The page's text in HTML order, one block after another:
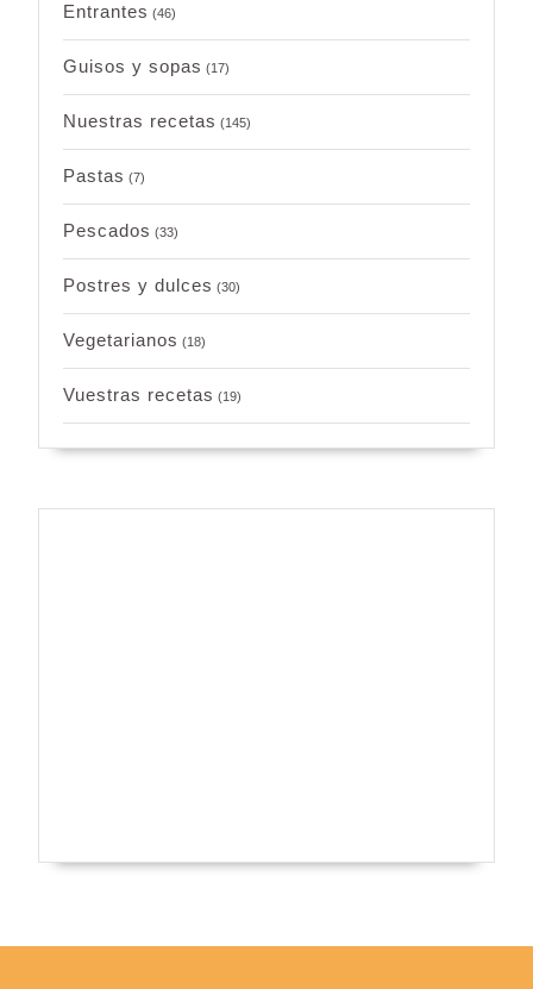
Entrantes (46)
Guisos y sopas (17)
Nuestras recetas (145)
Pastas (7)
Pescados (33)
Postres y dulces (30)
Vegetarianos (18)
Vuestras recetas (19)